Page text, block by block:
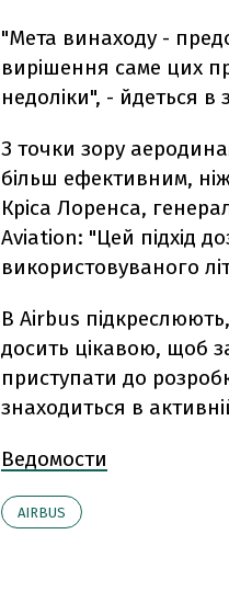
"Мета винаходу -
вирішення саме цих
недоліки", - йдеться в
З точки зору
більш ефективним,
Кріса Лоренса,
Aviation: "Цей підхід
використовуваного
В Airbus
досить цікавою, щоб
приступати до
знаходиться в
Ведомости
AIRBUS